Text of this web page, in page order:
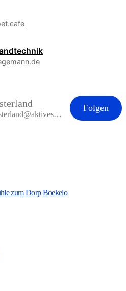
@aktives-muensterland@aktives-muensterland.de
Folgen
zum Dorp Boekelo